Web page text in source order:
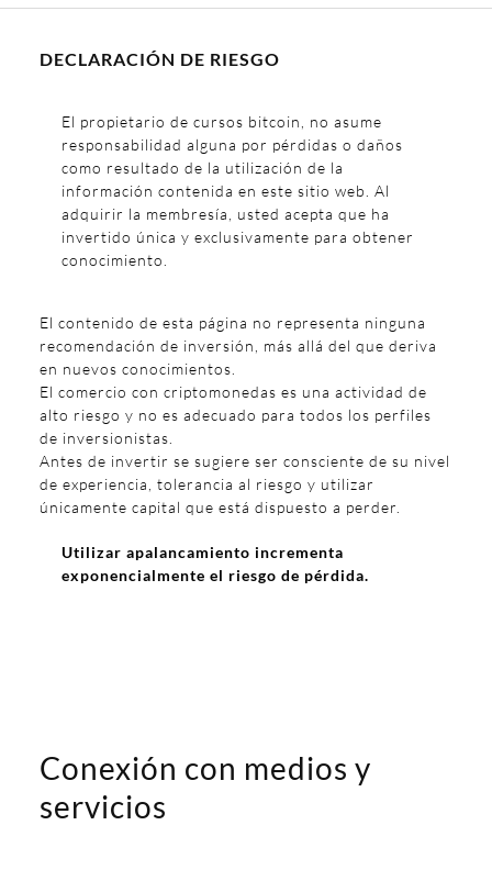
DECLARACIÓN DE RIESGO
El propietario de cursos bitcoin, no asume
responsabilidad alguna por pérdidas o daños
como resultado de la utilización de la
información contenida en este sitio web. Al
adquirir la membresía, usted acepta que ha
invertido única y exclusivamente para obtener
conocimiento.
El contenido de esta página no representa ninguna
recomendación de inversión, más allá del que deriva
en nuevos conocimientos.
El comercio con criptomonedas es una actividad de
alto riesgo y no es adecuado para todos los perfiles
de inversionistas.
Antes de invertir se sugiere ser consciente de su nivel
de experiencia, tolerancia al riesgo y utilizar
únicamente capital que está dispuesto a perder.
Utilizar apalancamiento incrementa
exponencialmente el riesgo de pérdida.
Conexión con medios y
servicios